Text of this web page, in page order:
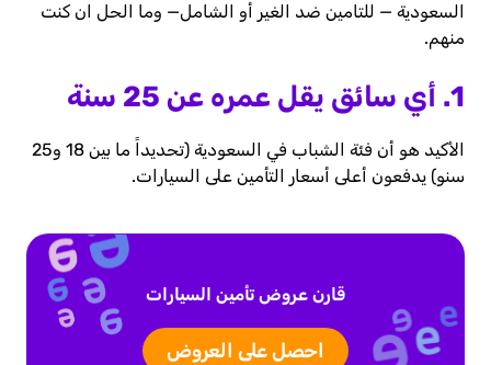
السعودية — للتامين ضد الغير أو الشامل— وما الحل ان كنت
منهم.
1. أي سائق يقل عمره عن 25 سنة
الأكيد هو أن فئة الشباب في السعودية (تحديداً ما بين 18 و25
سنو) يدفعون أعلى أسعار التأمين على السيارات.
قارن عروض تأمين السيارات
احصل على العروض